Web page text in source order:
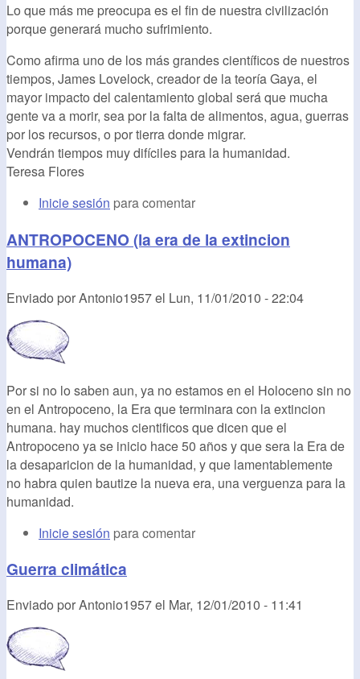
Lo que más me preocupa es el fin de nuestra civilización
porque generará mucho sufrimiento.
Como afirma uno de los más grandes científicos de nuestros
tiempos, James Lovelock, creador de la teoría Gaya, el
mayor impacto del calentamiento global será que mucha
gente va a morir, sea por la falta de alimentos, agua, guerras
por los recursos, o por tierra donde migrar.
Vendrán tiempos muy difíciles para la humanidad.
Teresa Flores
Inicie sesión para comentar
ANTROPOCENO (la era de la extincion
humana)
Enviado porAntonio1957el Lun, 11/01/2010 - 22:04
Por si no lo saben aun, ya no estamos en el Holoceno sin no
en el Antropoceno, la Era que terminara con la extincion
humana. hay muchos cientificos que dicen que el
Antropoceno ya se inicio hace 50 años y que sera la Era de
la desaparicion de la humanidad, y que lamentablemente
no habra quien bautize la nueva era, una verguenza para la
humanidad.
Inicie sesión para comentar
Guerra climática
Enviado porAntonio1957el Mar, 12/01/2010 - 11:41